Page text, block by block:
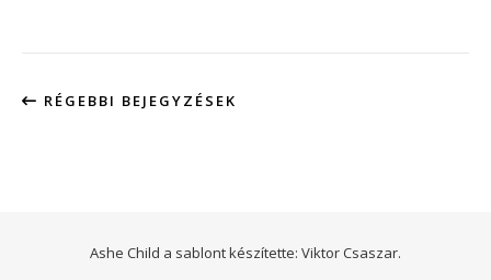
RÉGEBBI BEJEGYZÉSEK
Ashe Child a sablont készítette: Viktor Csaszar.